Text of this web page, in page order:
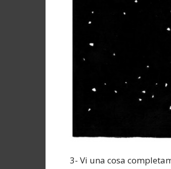
3- Vi una cosa